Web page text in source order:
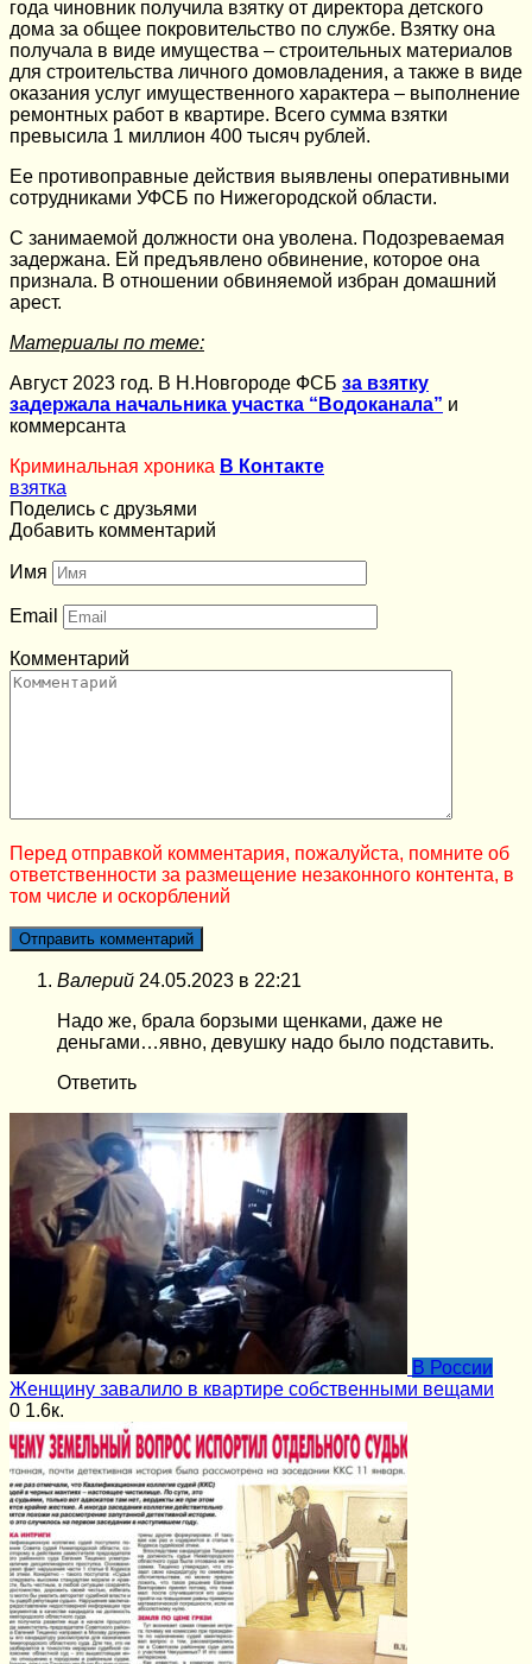
года чиновник получила взятку от директора детского
дома за общее покровительство по службе. Взятку она
получала в виде имущества – строительных материалов
для строительства личного домовладения, а также в виде
оказания услуг имущественного характера – выполнение
ремонтных работ в квартире. Всего сумма взятки
превысила 1 миллион 400 тысяч рублей.
Ее противоправные действия выявлены оперативными
сотрудниками УФСБ по Нижегородской области.
С занимаемой должности она уволена. Подозреваемая
задержана. Ей предъявлено обвинение, которое она
признала. В отношении обвиняемой избран домашний
арест.
Материалы по теме:
Август 2023 год. В Н.Новгороде ФСБ за взятку
задержала начальника участка “Водоканала” и
коммерсанта
Криминальная хроника В Контакте
взятка
Поделись с друзьями
Добавить комментарий
Имя
Email
Комментарий
Перед отправкой комментария, пожалуйста, помните об
ответственности за размещение незаконного контента, в
том числе и оскорблений
Валерий 24.05.2023 в 22:21
Надо же, брала борзыми щенками, даже не
деньгами…явно, девушку надо было подставить.
Ответить
В России
Женщину завалило в квартире собственными вещами
0 1.6к.